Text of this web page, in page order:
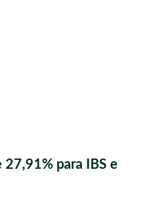
para IBS e